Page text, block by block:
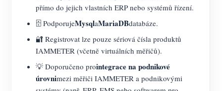
přímo do jejich vlastních ERP nebo systémů řízení.
🗄️ PodporujeMysqlaMariaDBdatabáze.
🔐 Registrovat lze pouze sériová čísla produktů
IAMMETER (včetně virtuálních měřičů).
💡 Doporučeno prointegrace na podnikové
úrovnimezi měřiči IAMMETER a podnikovými